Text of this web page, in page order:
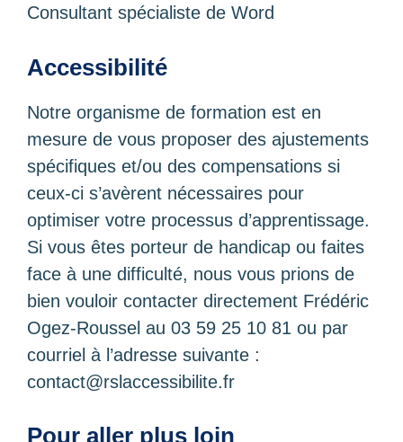
Consultant spécialiste de Word
Accessibilité
Notre organisme de formation est en
mesure de vous proposer des ajustements
spécifiques et/ou des compensations si
ceux-ci s’avèrent nécessaires pour
optimiser votre processus d’apprentissage.
Si vous êtes porteur de handicap ou faites
face à une difficulté, nous vous prions de
bien vouloir contacter directement Frédéric
Ogez-Roussel au 03 59 25 10 81 ou par
courriel à l’adresse suivante :
contact@rslaccessibilite.fr
Pour aller plus loin